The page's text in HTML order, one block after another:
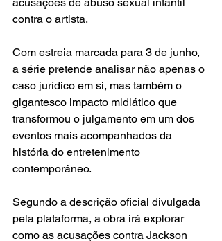
contra o artista.
Com estreia marcada para 3 de junho,
a série pretende analisar não apenas o
caso jurídico em si, mas também o
gigantesco impacto midiático que
transformou o julgamento em um dos
eventos mais acompanhados da
história do entretenimento
contemporâneo.
Segundo a descrição oficial divulgada
pela plataforma, a obra irá explorar
como as acusações contra Jackson